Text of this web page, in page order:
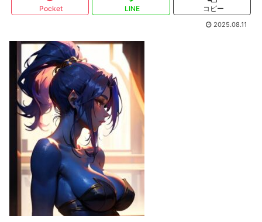
Pocket LINE コピー
2025.08.11